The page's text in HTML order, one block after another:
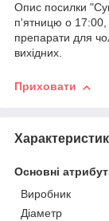
Опис посилки
п'ятницю о 17:00,
препарати для
вихідних.
Приховати
Основні
Виробник
Діаметр